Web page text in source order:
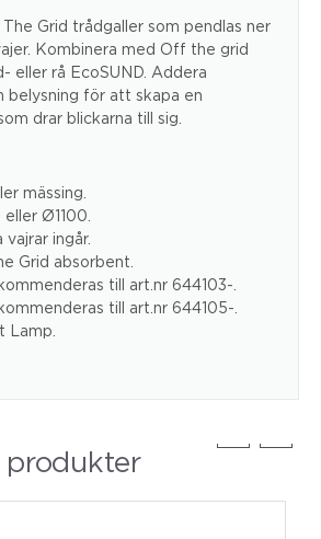
Grid trådgaller som pendlas ner
Kombinera med Off the grid
eller rå EcoSUND. Addera
belysning för att skapa en
drar blickarna till sig.
mässing.
Ø1100.
ingår.
Grid absorbent.
till art.nr 644103-.
till art.nr 644105-.
Lamp.
produkter